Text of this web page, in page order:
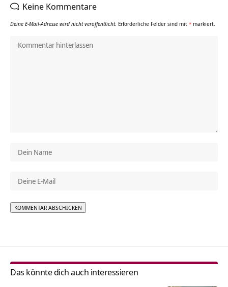
Keine Kommentare
Deine E-Mail-Adresse wird nicht veröffentlicht. Erforderliche Felder sind mit * markiert.
Das könnte dich auch interessieren